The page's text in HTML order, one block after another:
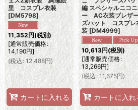
里 コスプレ衣装
[DM5798]
11,352円(税別)
[通常販売価格:
14,190円]
(税込 : 12,488円)
カートに入れる
編 スペシャルニコニ
ー AC衣装ブレザ
ズハット コスプレ
装 [DM4999]
10,613円(税別)
[通常販売価格:
13,266円]
(税込: 11,675円)
カートに入れ